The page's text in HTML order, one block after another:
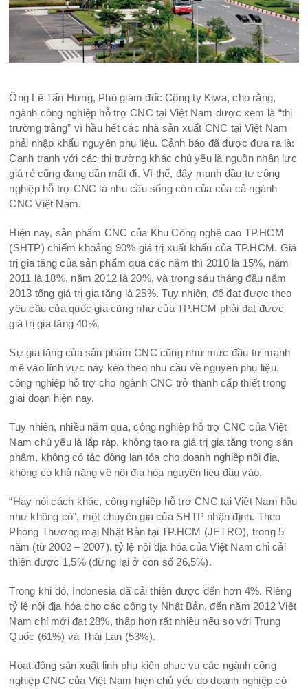
Ông Lê Tấn Hưng, Phó giám đốc Công ty Kiwa, cho rằng,
ngành công nghiệp hỗ trợ CNC tại Việt Nam được xem là “thị
trường trắng” vì hầu hết các nhà sản xuất CNC tại Việt Nam
phải nhập khẩu nguyên phụ liệu. Cảnh báo đã được đưa ra là:
Cạnh tranh với các thị trường khác chủ yếu là nguồn nhân lực
giá rẻ cũng đang dần mất đi. Vì thế, đẩy mạnh đầu tư công
nghiệp hỗ trợ CNC là nhu cầu sống còn của của cả ngành
CNC Việt Nam.
Hiện nay, sản phẩm CNC của Khu Công nghệ cao TP.HCM
(SHTP) chiếm khoảng 90% giá trị xuất khẩu của TP.HCM. Giá
trị gia tăng của sản phẩm qua các năm thì 2010 là 15%, năm
2011 là 18%, năm 2012 là 20%, và trong sáu tháng đầu năm
2013 tổng giá trị gia tăng là 25%. Tuy nhiên, để đạt được theo
yêu cầu của quốc gia cũng như của TP.HCM phải đạt được
giá trị gia tăng 40%.
Sự gia tăng của sản phẩm CNC cũng như mức đầu tư mạnh
mẽ vào lĩnh vực này kéo theo nhu cầu về nguyên phụ liệu,
công nghiệp hỗ trợ cho ngành CNC trở thành cấp thiết trong
giai đoạn hiện nay.
Tuy nhiên, nhiều năm qua, công nghiệp hỗ trợ CNC của Việt
Nam chủ yếu là lắp ráp, không tạo ra giá trị gia tăng trong sản
phẩm, không có tác động lan tỏa cho doanh nghiệp nội địa,
không có khả năng về nội địa hóa nguyên liệu đầu vào.
“Hay nói cách khác, công nghiệp hỗ trợ CNC tại Việt Nam hầu
như không có”, một chuyên gia của SHTP nhận định. Theo
Phòng Thương mại Nhật Bản tại TP.HCM (JETRO), trong 5
năm (từ 2002 – 2007), tỷ lệ nội địa hóa của Việt Nam chỉ cải
thiện được 1,5% (dừng lại ở con số 26,5%).
Trong khi đó, Indonesia đã cải thiện được đến hơn 4%. Riêng
tỷ lệ nội địa hóa cho các công ty Nhật Bản, đến năm 2012 Việt
Nam chỉ mới đạt 28%, thấp hơn rất nhiều nếu so với Trung
Quốc (61%) và Thái Lan (53%).
Hoạt động sản xuất linh phụ kiện phục vụ các ngành công
nghiệp CNC của Việt Nam hiện chủ yếu do doanh nghiệp có